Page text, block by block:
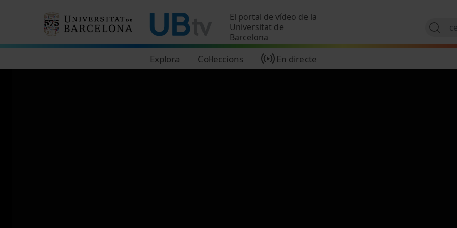
El portal de vídeo de la
Universitat de
Barcelona
Explora Col·leccions En directe